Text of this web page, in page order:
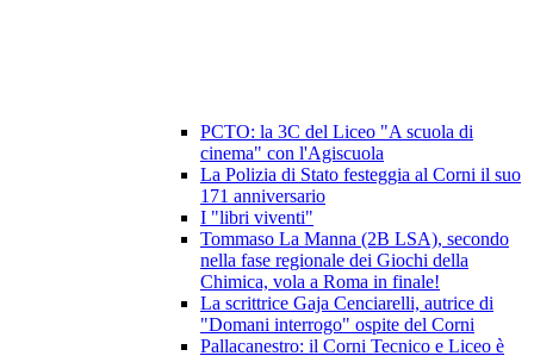
PCTO: la 3C del Liceo "A scuola di
cinema" con l'Agiscuola
La Polizia di Stato festeggia al Corni il suo
171 anniversario
I "libri viventi"
Tommaso La Manna (2B LSA), secondo
nella fase regionale dei Giochi della
Chimica, vola a Roma in finale!
La scrittrice Gaja Cenciarelli, autrice di
"Domani interrogo" ospite del Corni
Pallacanestro: il Corni Tecnico e Liceo è